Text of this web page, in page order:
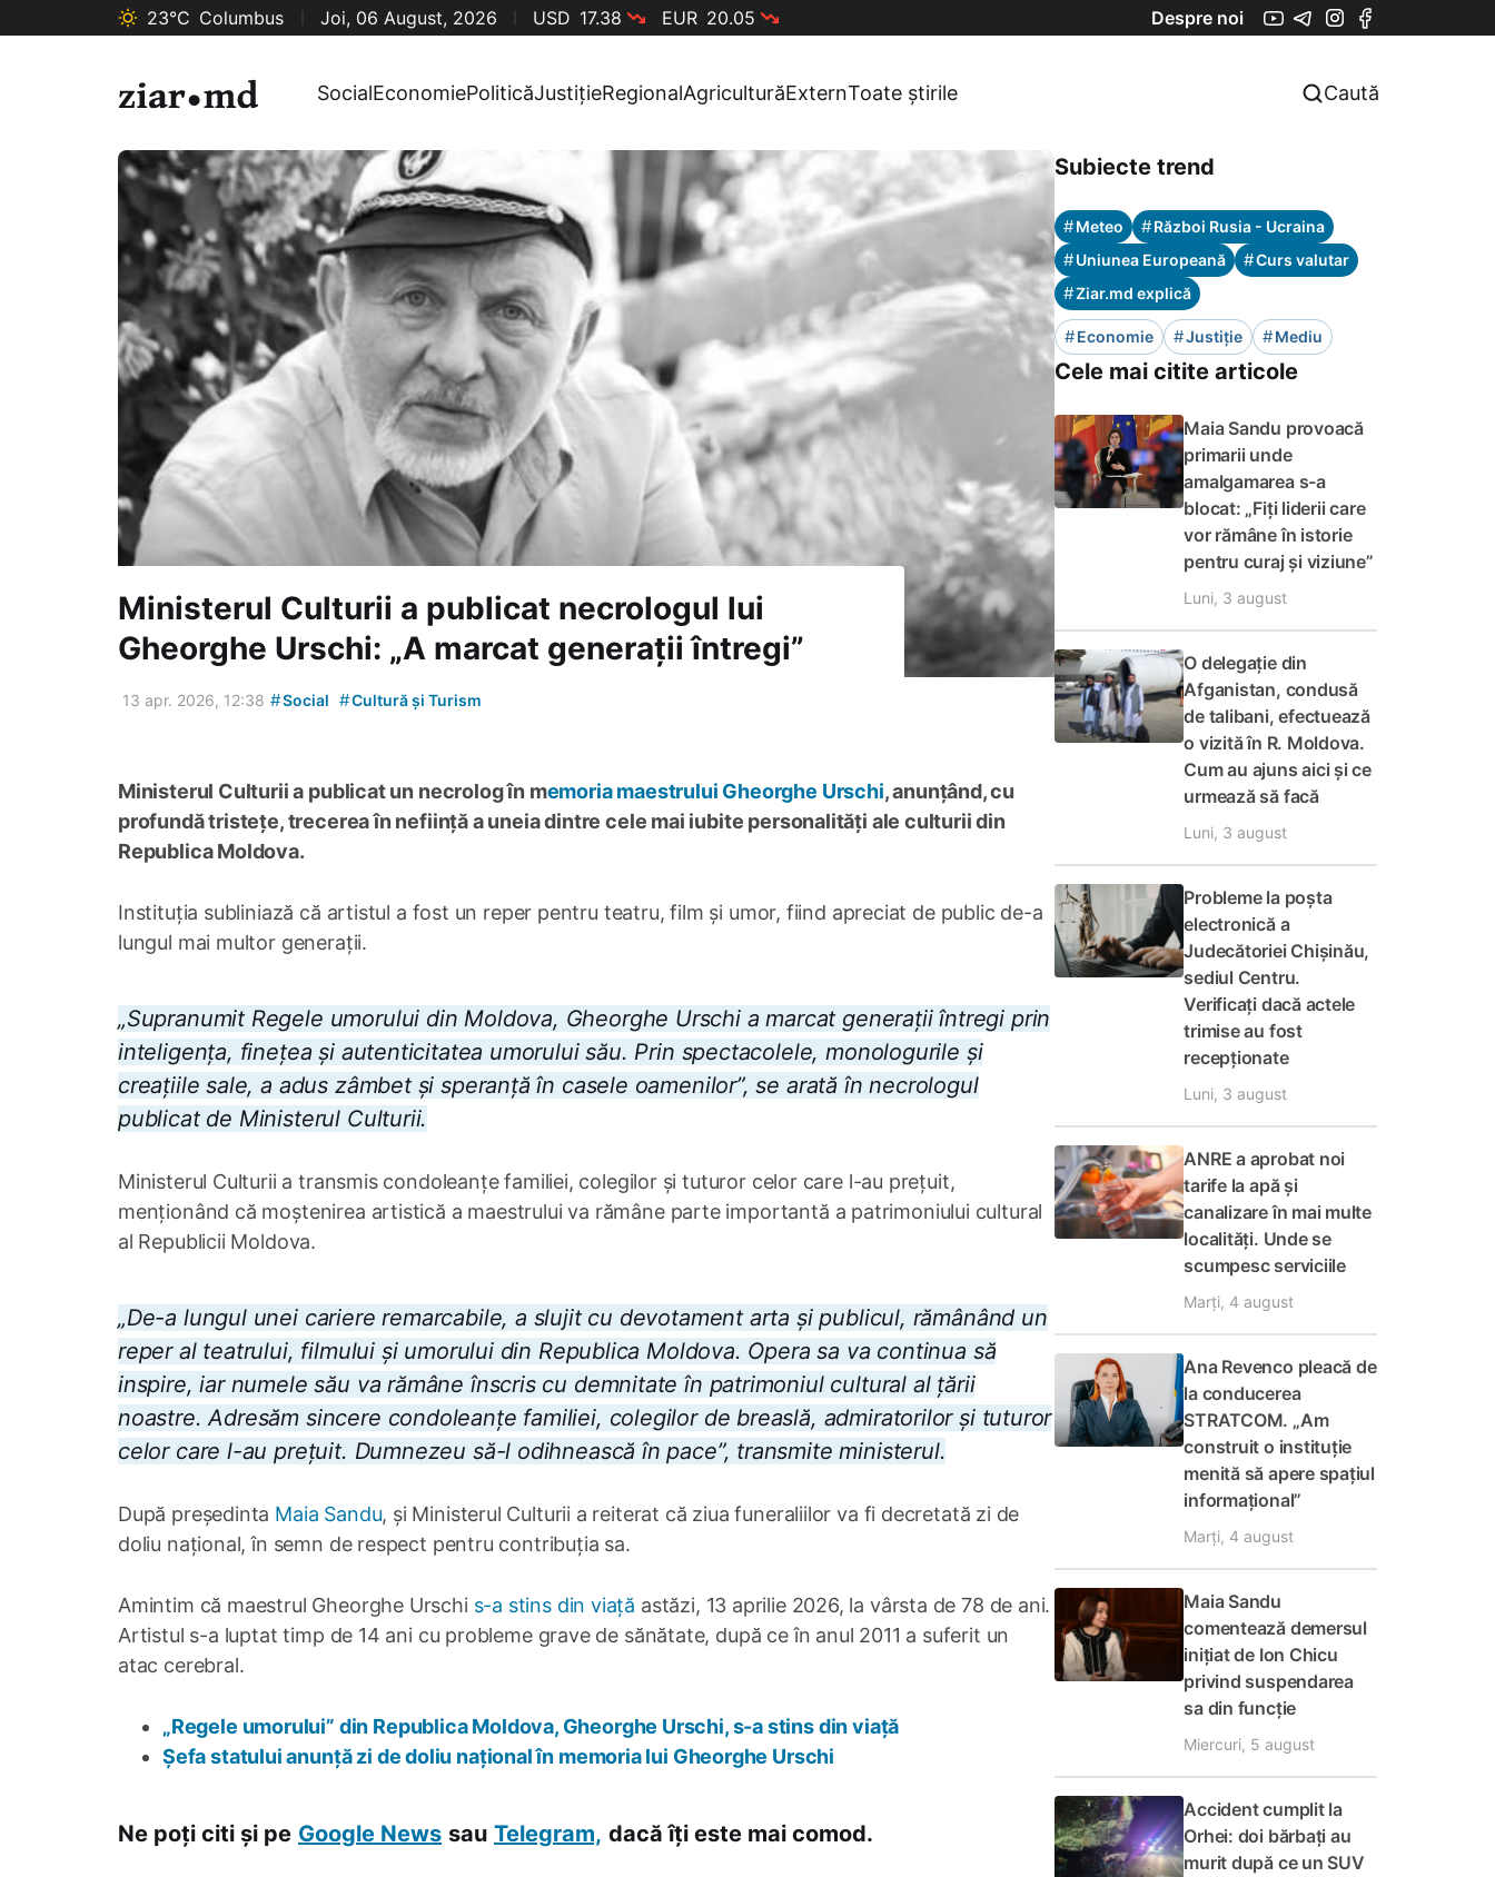
23°C Columbus Joi, 06 August, 2026 USD 17.38 EUR 20.05 Despre noi
SocialEconomiePoliticăJustițieRegionalAgriculturăExternToate știrile Caută
Ministerul Culturii a publicat necrologul lui
Gheorghe Urschi: „A marcat generații întregi”
13 apr. 2026, 12:38 #Social #Cultură și Turism
Ministerul Culturii a publicat un necrolog în memoria maestrului Gheorghe Urschi, anunțând, cu
profundă tristețe, trecerea în neființă a uneia dintre cele mai iubite personalități ale culturii din
Republica Moldova.
Instituția subliniază că artistul a fost un reper pentru teatru, film și umor, fiind apreciat de public de-a
lungul mai multor generații.
„Supranumit Regele umorului din Moldova, Gheorghe Urschi a marcat generații întregi prin
inteligența, finețea și autenticitatea umorului său. Prin spectacolele, monologurile și
creațiile sale, a adus zâmbet și speranță în casele oamenilor”, se arată în necrologul
publicat de Ministerul Culturii.
Ministerul Culturii a transmis condoleanțe familiei, colegilor și tuturor celor care l-au prețuit,
menționând că moștenirea artistică a maestrului va rămâne parte importantă a patrimoniului cultural
al Republicii Moldova.
„De-a lungul unei cariere remarcabile, a slujit cu devotament arta și publicul, rămânând un
reper al teatrului, filmului și umorului din Republica Moldova. Opera sa va continua să
inspire, iar numele său va rămâne înscris cu demnitate în patrimoniul cultural al țării
noastre. Adresăm sincere condoleanțe familiei, colegilor de breaslă, admiratorilor și tuturor
celor care l-au prețuit. Dumnezeu să-l odihnească în pace”, transmite ministerul.
După președinta Maia Sandu, și Ministerul Culturii a reiterat că ziua funeraliilor va fi decretată zi de
doliu național, în semn de respect pentru contribuția sa.
Amintim că maestrul Gheorghe Urschi s-a stins din viață astăzi, 13 aprilie 2026, la vârsta de 78 de ani.
Artistul s-a luptat timp de 14 ani cu probleme grave de sănătate, după ce în anul 2011 a suferit un
atac cerebral.
„Regele umorului” din Republica Moldova, Gheorghe Urschi, s-a stins din viață
Șefa statului anunță zi de doliu național în memoria lui Gheorghe Urschi
Ne poți citi și pe Google News sau Telegram, dacă îți este mai comod.
Subiecte trend
#Meteo #Război Rusia - Ucraina
#Uniunea Europeană #Curs valutar
#Ziar.md explică
#Economie #Justiție #Mediu
Cele mai citite articole
Maia Sandu provoacă
primarii unde
amalgamarea s-a
blocat: „Fiți liderii care
vor rămâne în istorie
pentru curaj și viziune”
Luni, 3 august
O delegație din
Afganistan, condusă
de talibani, efectuează
o vizită în R. Moldova.
Cum au ajuns aici și ce
urmează să facă
Luni, 3 august
Probleme la poșta
electronică a
Judecătoriei Chișinău,
sediul Centru.
Verificați dacă actele
trimise au fost
recepționate
Luni, 3 august
ANRE a aprobat noi
tarife la apă și
canalizare în mai multe
localități. Unde se
scumpesc serviciile
Marți, 4 august
Ana Revenco pleacă de
la conducerea
STRATCOM. „Am
construit o instituție
menită să apere spațiul
informațional”
Marți, 4 august
Maia Sandu
comentează demersul
inițiat de Ion Chicu
privind suspendarea
sa din funcție
Miercuri, 5 august
Accident cumplit la
Orhei: doi bărbați au
murit după ce un SUV